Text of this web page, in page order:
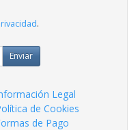
.
Enviar
Legal
de Cookies
de Pago